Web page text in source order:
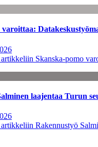
varoittaa:
artikkeliin Skanska-pomo
laajentaa Turun
artikkeliin Rakennustyö